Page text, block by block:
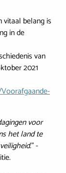
vitaal belang is
in de
van
2021
voor
het land te
" -